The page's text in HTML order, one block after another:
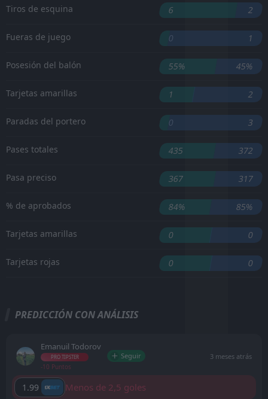
Tiros de esquina 6 2
Fueras de juego 0 1
Posesión del balón 55% 45%
Tarjetas amarillas 1 2
Paradas del portero 0 3
Pases totales 435 372
Pasa preciso 367 317
% de aprobados 84% 85%
Tarjetas amarillas 0 0
Tarjetas rojas 0 0
PREDICCIÓN CON ANÁLISIS
Emanuil Todorov
PRO TIPSTER
-10 Puntos
Seguir 3 meses atrás
1.99 Menos de 2,5 goles